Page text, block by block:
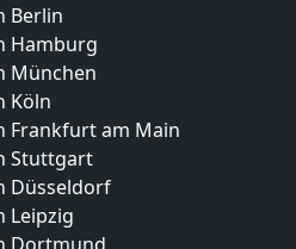
Berlin
Hamburg
München
Köln
Frankfurt am Main
Stuttgart
Düsseldorf
Leipzig
Dortmund